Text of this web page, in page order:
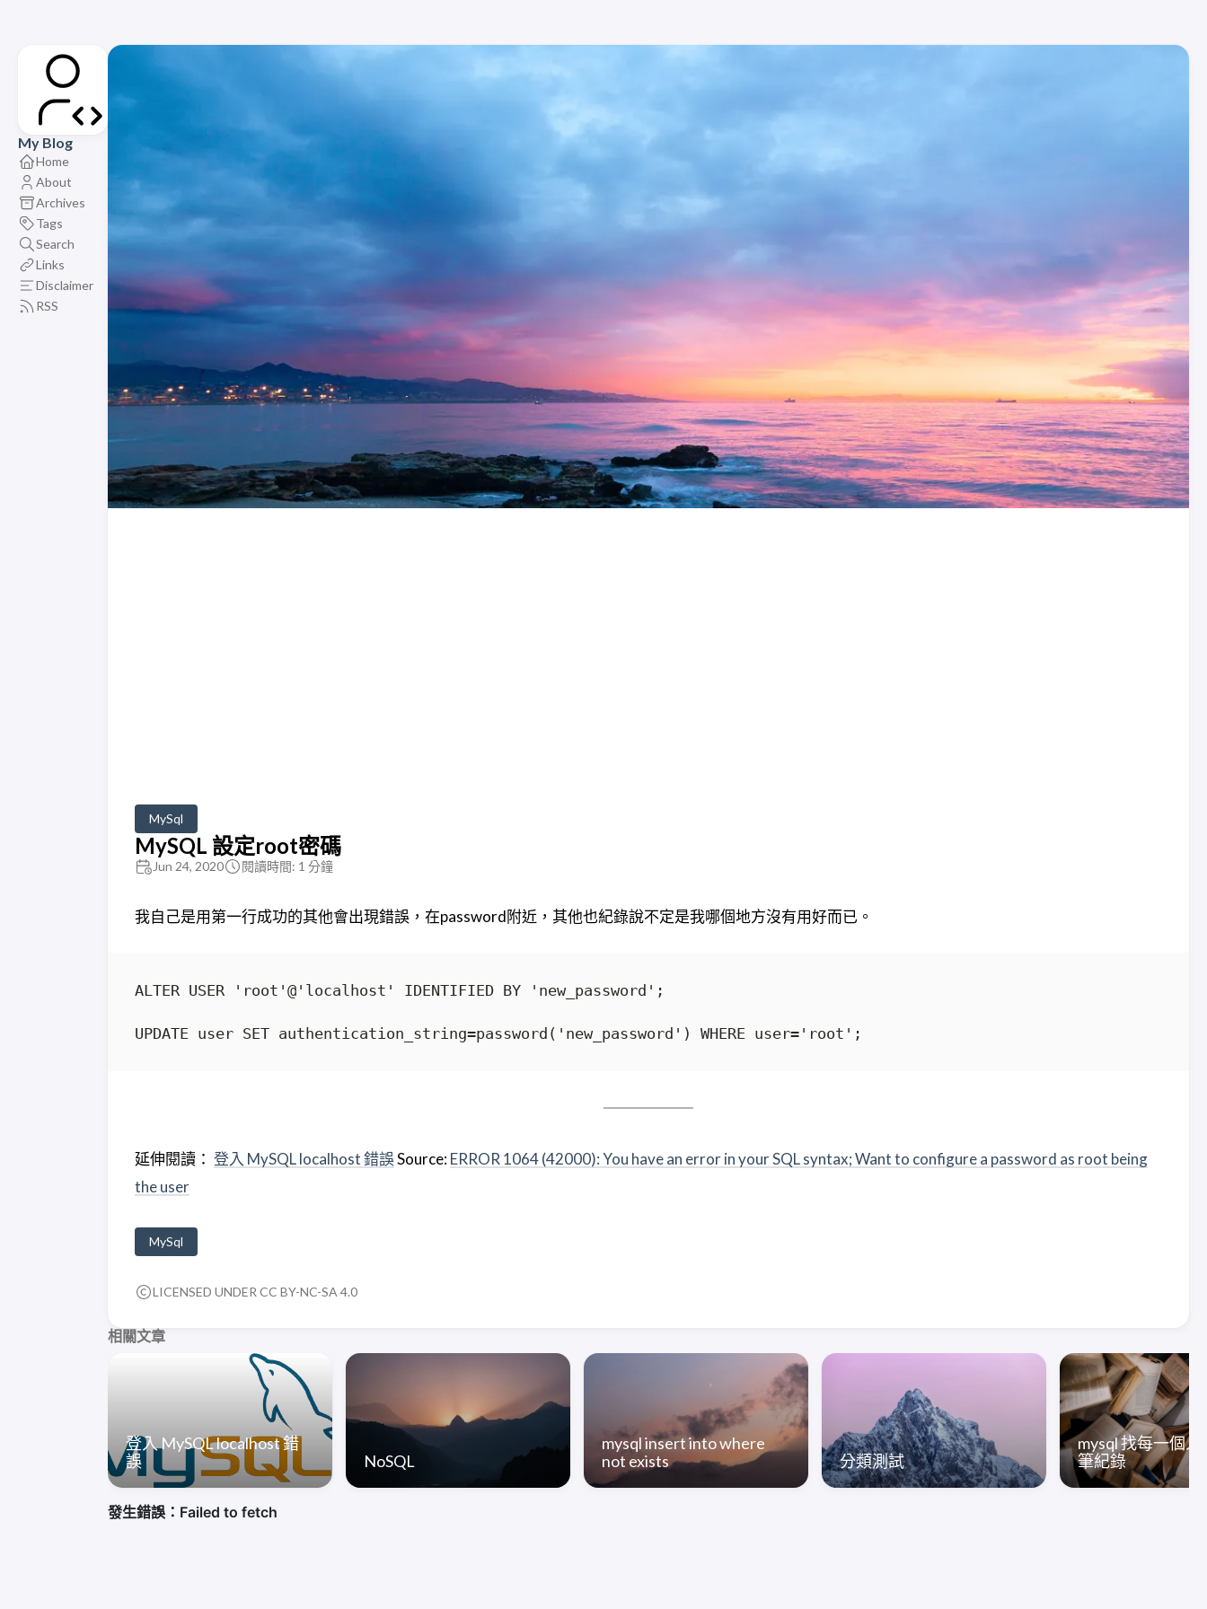
My Blog
Home
About
Archives
Tags
Search
Links
Disclaimer
RSS
MySql
MySQL 設定root密碼
Jun 24, 2020 閱讀時間: 1 分鐘
我自己是用第一行成功的其他會出現錯誤，在password附近，其他也紀錄說不定是我哪個地方沒有用好而已。
延伸閱讀： 登入 MySQL localhost 錯誤Source:ERROR 1064 (42000): You have an error in your SQL syntax; Want to configure a password as root being
the user
MySql
LICENSED UNDER CC BY-NC-SA 4.0
相關文章
登入 MySQL localhost 錯
誤
NoSQL
mysql insert into where
not exists
分類測試
mysql 找每一個
筆紀錄